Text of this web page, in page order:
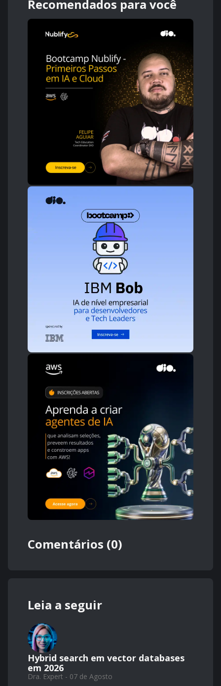
Recomendados para você
Comentários (0)
Leia a seguir
Hybrid search em vector databases
em 2026
Dra. Expert - 07 de Agosto